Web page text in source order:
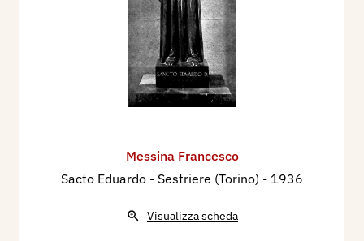
Messina Francesco
Sacto Eduardo - Sestriere (Torino) - 1936
Visualizza scheda